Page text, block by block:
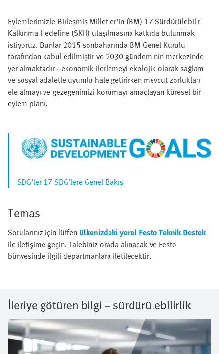
Eylemlerimizle Birleşmiş Milletler'in (BM) 17 Sürdürülebilir
Kalkınma Hedefine (SKH) ulaşılmasına katkıda bulunmak
istiyoruz. Bunlar 2015 sonbaharında BM Genel Kurulu
tarafından kabul edilmiştir ve 2030 gündeminin merkezinde
yer almaktadır - ekonomik ilerlemeyi ekolojik olarak sağlam
ve sosyal adaletle uyumlu hale getirirken mevcut zorlukları
ele almayı ve gezegenimizi korumayı amaçlayan küresel bir
eylem planı.
SDG'ler 17 SDG'lere Genel Bakış
Temas
Sorularınız için lütfen ülkenizdeki yerel Festo Teknik Destek
ile iletişime geçin. Talebiniz orada alınacak ve Festo
bünyesinde ilgili departmanlara iletilecektir.
İleriye götüren bilgi – sürdürülebilirlik